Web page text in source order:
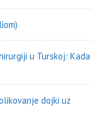
u Turskoj: Kada
dojki uz